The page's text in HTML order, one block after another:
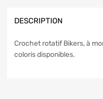
DESCRIPTION
Crochet rotatif Bikers, à
coloris disponibles.